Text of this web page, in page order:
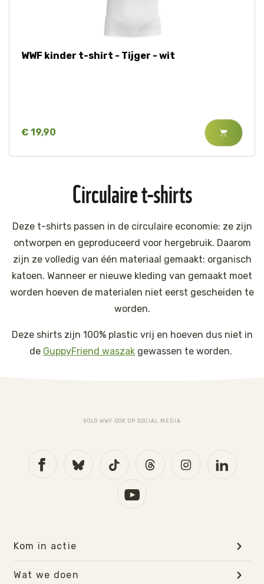
WWF kinder t-shirt - Tijger - wit
€ 19,90
Circulaire t-shirts
Deze t-shirts passen in de circulaire economie; ze zijn
ontworpen en geproduceerd voor hergebruik. Daarom
zijn ze volledig van één materiaal gemaakt: organisch
katoen. Wanneer er nieuwe kleding van gemaakt moet
worden hoeven de materialen niet eerst gescheiden te
worden.
Deze shirts zijn 100% plastic vrij en hoeven dus niet in
de GuppyFriend waszak gewassen te worden.
VOLG WWF OOK OP SOCIAL MEDIA
Kom in actie
Wat we doen